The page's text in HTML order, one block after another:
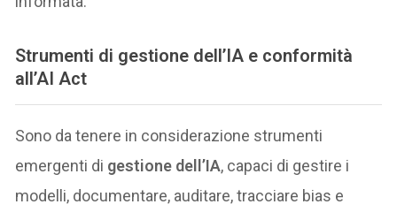
Strumenti di gestione dell’IA e conformità
all’AI Act
Sono da tenere in considerazione strumenti
emergenti di gestione dell’IA, capaci di gestire i
modelli, documentare, auditare, tracciare bias e